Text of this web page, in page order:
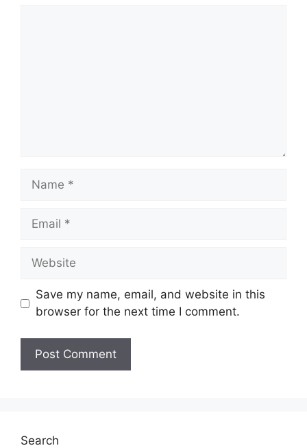
Name
Email
Website
Save my name, email, and website in this
browser for the next time I comment.
Search